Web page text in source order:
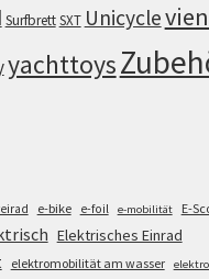
SurfbrettSXT Unicycle
yachttoys
e-bike e-foil e-mobilität E-
Elektrisches Einrad
elektromobilität am wasser